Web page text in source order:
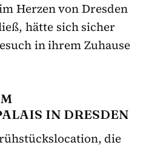
Herzen von Dresden
hätte sich sicher
in ihrem Zuhause
IN DRESDEN
die